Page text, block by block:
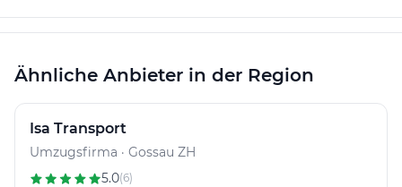
Ähnliche Anbieter in der Region
Isa Transport
Umzugsfirma · Gossau ZH
5.0(6)